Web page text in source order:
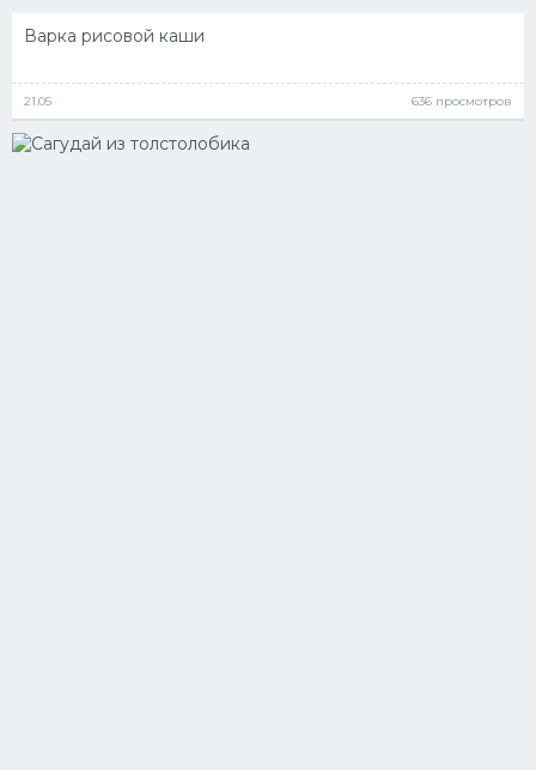
Варка рисовой каши
21.05 636 просмотров